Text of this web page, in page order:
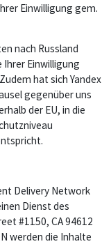
Einwilligung gem.
nach Russland
Einwilligung
hat sich Yandex
gegenüber uns
der EU, in die
Delivery Network
Dienst des
#1150, CA 94612
werden die Inhalte